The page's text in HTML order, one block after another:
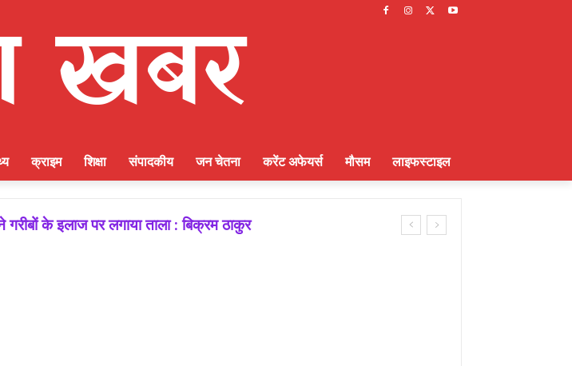
क्राइम शिक्षा संपादकीय जन चेतना करेंट अफेयर्स मौसम लाइफस्टाइल
के इलाज पर लगाया ताला : बिक्रम ठाकुर